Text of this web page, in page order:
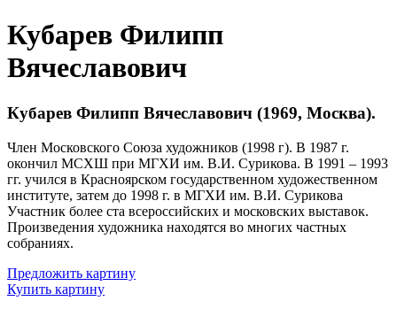
Кубарев Филипп
Вячеславович
Кубарев Филипп Вячеславович (1969, Москва).
Член Московского Союза художников (1998 г). В 1987 г.
окончил МСХШ при МГХИ им. В.И. Сурикова. В 1991 – 1993
гг. учился в Красноярском государственном художественном
институте, затем до 1998 г. в МГХИ им. В.И. Сурикова
Участник более ста всероссийских и московских выставок.
Произведения художника находятся во многих частных
собраниях.
Предложить картину
Купить картину